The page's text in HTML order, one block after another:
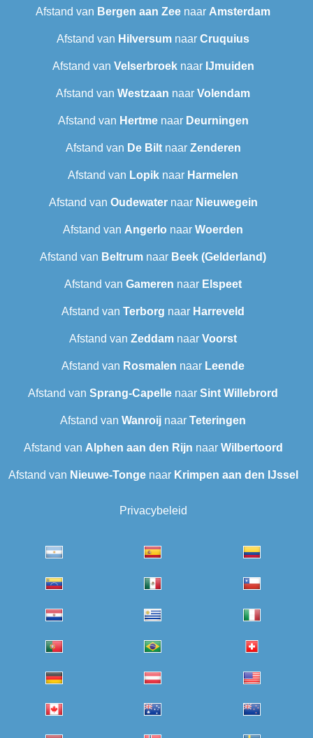
Afstand van Bergen aan Zee naar Amsterdam
Afstand van Hilversum naar Cruquius
Afstand van Velserbroeknaar IJmuiden
Afstand van Westzaan naar Volendam
Afstand van Hertmenaar Deurningen
Afstand van De Biltnaar Zenderen
Afstand van Lopik naar Harmelen
Afstand van Oudewaternaar Nieuwegein
Afstand van Angerlo naar Woerden
Afstand van Beltrum naar Beek (Gelderland)
Afstand van Gameren naar Elspeet
Afstand van Terborg naar Harreveld
Afstand van Zeddam naar Voorst
Afstand van Rosmalen naar Leende
Afstand van Sprang-Capelle naar Sint Willebrord
Afstand van Wanroij naar Teteringen
Afstand van Alphen aan den Rijn naar Wilbertoord
Afstand van Nieuwe-Tongenaar Krimpen aan den IJssel
Privacybeleid